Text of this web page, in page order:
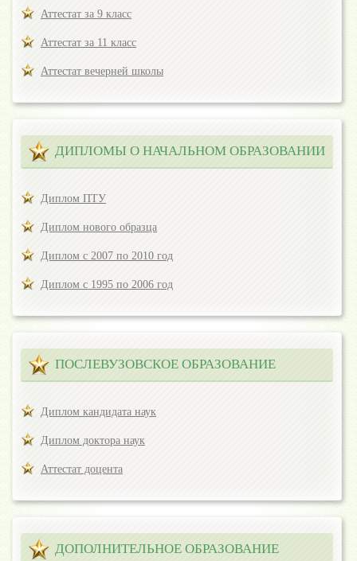
Аттестат за 9 класс
Аттестат за 11 класс
Аттестат вечерней школы
ДИПЛОМЫ О НАЧАЛЬНОМ ОБРАЗОВАНИИ
Диплом ПТУ
Диплом нового образца
Диплом с 2007 по 2010 год
Диплом с 1995 по 2006 год
ПОСЛЕВУЗОВСКОЕ ОБРАЗОВАНИЕ
Диплом кандидата наук
Диплом доктора наук
Аттестат доцента
ДОПОЛНИТЕЛЬНОЕ ОБРАЗОВАНИЕ